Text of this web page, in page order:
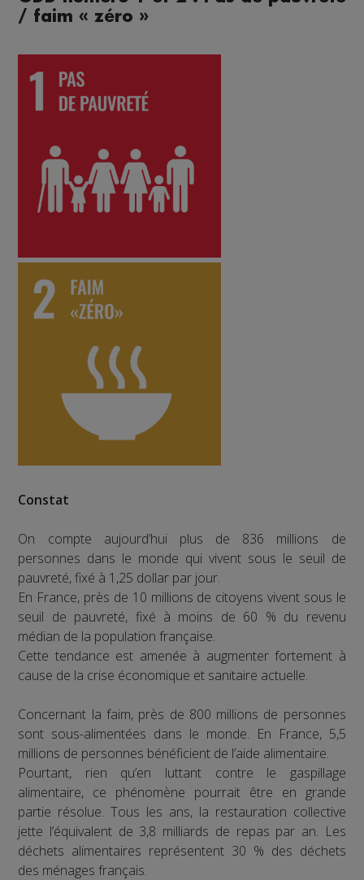
/ faim « zéro »
Constat
On compte aujourd’hui plus de 836 millions de
personnes dans le monde qui vivent sous le seuil de
pauvreté, fixé à 1,25 dollar par jour.
En France, près de 10 millions de citoyens vivent sous le
seuil de pauvreté, fixé à moins de 60 % du revenu
médian de la population française.
Cette tendance est amenée à augmenter fortement à
cause de la crise économique et sanitaire actuelle.
Concernant la faim, près de 800 millions de personnes
sont sous-alimentées dans le monde. En France, 5,5
millions de personnes bénéficient de l’aide alimentaire.
Pourtant, rien qu’en luttant contre le gaspillage
alimentaire, ce phénomène pourrait être en grande
partie résolue. Tous les ans, la restauration collective
jette l’équivalent de 3,8 milliards de repas par an. Les
déchets alimentaires représentent 30 % des déchets
des ménages français.